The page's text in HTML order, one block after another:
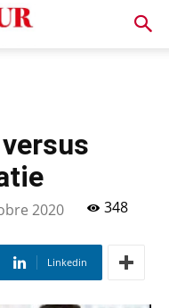
2020
348
Linkedin